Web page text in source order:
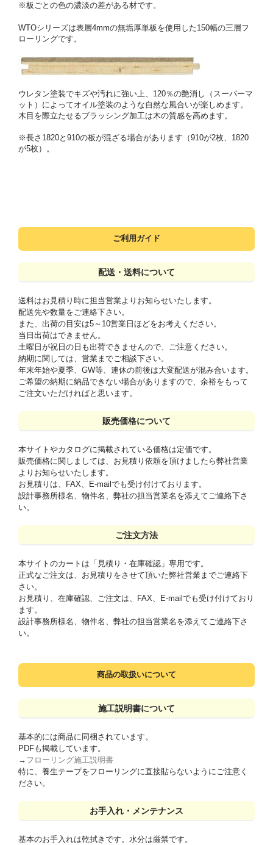
※板ごとの色の濃淡の差がある材です。
WTOシリーズは表層4mmの無垢厚単板を使用した150幅の三層フ
ローリングです。
ウレタン塗装でキズや汚れに強い上、120％の艶消し（スーパーマ
ット）によってオイル塗装のような自然な風合いが楽しめます。
木目を際立たせるブラッシング加工は木の質感を高めます。
※長さ1820と910の板が混ざる場合があります（910が2枚、1820
が5枚）。
ご利用ガイド
配送・送料について
送料はお見積り時に担当営業よりお知らせいたします。
配送先や数量をご連絡下さい。
また、出荷の目安は5～10営業日ほどをお考えください。
当日出荷はできません。
土曜日が祝日の日も出荷できませんので、ご注意ください。
納期に関しては、営業までご相談下さい。
年末年始や夏季、GW等、連休の前後は大変配送が混み合います。
ご希望の納期に納品できない場合がありますので、余裕をもって
ご注文いただければと思います。
販売価格について
本サイトやカタログに掲載されている価格は定価です。
販売価格に関しましては、お見積り依頼を頂けましたら弊社営業
よりお知らせいたします。
お見積りは、FAX、E-mailでも受け付けております。
設計事務所様名、物件名、弊社の担当営業名を添えてご連絡下さ
い。
ご注文方法
本サイトのカートは「見積り・在庫確認」専用です。
正式なご注文は、お見積りをさせて頂いた弊社営業までご連絡下
さい。
お見積り、在庫確認、ご注文は、FAX、E-mailでも受け付けており
ます。
設計事務所様名、物件名、弊社の担当営業名を添えてご連絡下さ
い。
商品の取扱いについて
施工説明書について
基本的には商品に同梱されています。
PDFも掲載しています。
→ フローリング施工説明書
特に、養生テープをフローリングに直接貼らないようにご注意く
ださい。
お手入れ・メンテナンス
基本のお手入れは乾拭きです。水分は厳禁です。